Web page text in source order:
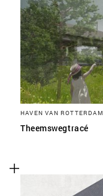
HAVEN VAN ROTTERDAM
Theemswegtracé